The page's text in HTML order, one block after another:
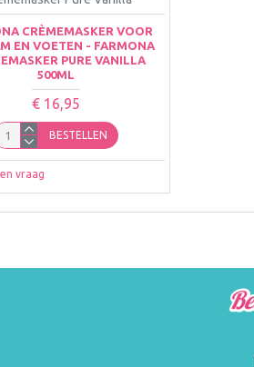
CRÈMEMASKER VOOR
EN VOETEN - FARMONA
PURE VANILLA
500ML
€ 16,95
BESTELLEN
vraag